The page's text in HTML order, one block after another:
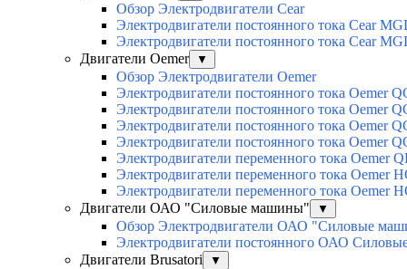
Обзор Электродвигатели Cear
Электродвигатели постоянного тока Cear
Электродвигатели постоянного тока Cear
Двигатели Oemer
▼
Обзор Электродвигатели Oemer
Электродвигатели постоянного тока Oemer
Электродвигатели постоянного тока Oemer
Электродвигатели постоянного тока Oemer
Электродвигатели постоянного тока Oemer
Электродвигатели переменного тока Oemer
Электродвигатели переменного тока Oemer
Электродвигатели переменного тока Oemer
Двигатели ОАО "Силовые машины"
▼
Обзор Электродвигатели ОАО "Силовые
Электродвигатели постоянного ОАО
Двигатели Brusatori
▼